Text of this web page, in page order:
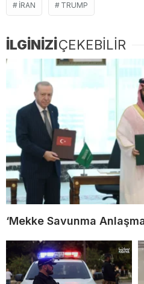
IRAN TRUMP
İLGİNİZİÇEKEBİLİR
‘Mekke Savunma